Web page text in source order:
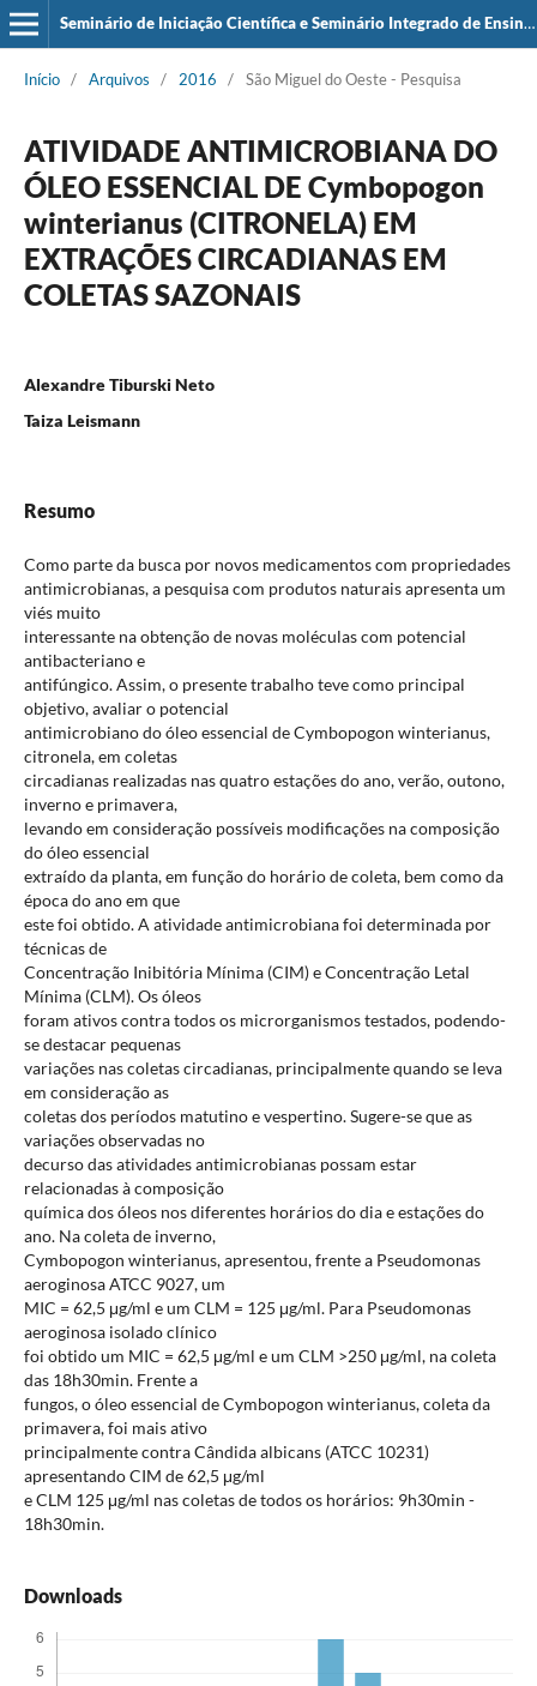
Seminário de Iniciação Científica e Seminário Integrado de Ensino, Pesquisa e Extensão (SIEPE)
Início / Arquivos / 2016 / São Miguel do Oeste - Pesquisa
ATIVIDADE ANTIMICROBIANA DO
ÓLEO ESSENCIAL DE Cymbopogon
winterianus (CITRONELA) EM
EXTRAÇÕES CIRCADIANAS EM
COLETAS SAZONAIS
Alexandre Tiburski Neto
Taiza Leismann
Resumo
Como parte da busca por novos medicamentos com propriedades
antimicrobianas, a pesquisa com produtos naturais apresenta um
viés muito
interessante na obtenção de novas moléculas com potencial
antibacteriano e
antifúngico. Assim, o presente trabalho teve como principal
objetivo, avaliar o potencial
antimicrobiano do óleo essencial de Cymbopogon winterianus,
citronela, em coletas
circadianas realizadas nas quatro estações do ano, verão, outono,
inverno e primavera,
levando em consideração possíveis modificações na composição
do óleo essencial
extraído da planta, em função do horário de coleta, bem como da
época do ano em que
este foi obtido. A atividade antimicrobiana foi determinada por
técnicas de
Concentração Inibitória Mínima (CIM) e Concentração Letal
Mínima (CLM). Os óleos
foram ativos contra todos os microrganismos testados, podendo-
se destacar pequenas
variações nas coletas circadianas, principalmente quando se leva
em consideração as
coletas dos períodos matutino e vespertino. Sugere-se que as
variações observadas no
decurso das atividades antimicrobianas possam estar
relacionadas à composição
química dos óleos nos diferentes horários do dia e estações do
ano. Na coleta de inverno,
Cymbopogon winterianus, apresentou, frente a Pseudomonas
aeroginosa ATCC 9027, um
MIC = 62,5 μg/ml e um CLM = 125 μg/ml. Para Pseudomonas
aeroginosa isolado clínico
foi obtido um MIC = 62,5 μg/ml e um CLM >250 μg/ml, na coleta
das 18h30min. Frente a
fungos, o óleo essencial de Cymbopogon winterianus, coleta da
primavera, foi mais ativo
principalmente contra Cândida albicans (ATCC 10231)
apresentando CIM de 62,5 μg/ml
e CLM 125 μg/ml nas coletas de todos os horários: 9h30min -
18h30min.
Downloads